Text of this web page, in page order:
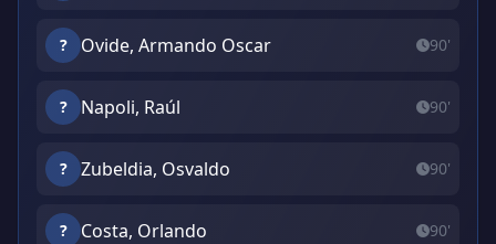
? Ovide, Armando Oscar 90'
? Napoli, Raúl 90'
? Zubeldia, Osvaldo 90'
? Costa, Orlando 90'